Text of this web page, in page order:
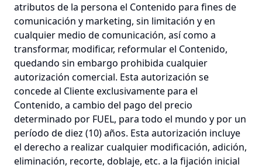
atributos de la persona el Contenido para fines de
comunicación y marketing, sin limitación y en
cualquier medio de comunicación, así como a
transformar, modificar, reformular el Contenido,
quedando sin embargo prohibida cualquier
autorización comercial. Esta autorización se
concede al Cliente exclusivamente para el
Contenido, a cambio del pago del precio
determinado por FUEL, para todo el mundo y por un
período de diez (10) años. Esta autorización incluye
el derecho a realizar cualquier modificación, adición,
eliminación, recorte, doblaje, etc. a la fijación inicial